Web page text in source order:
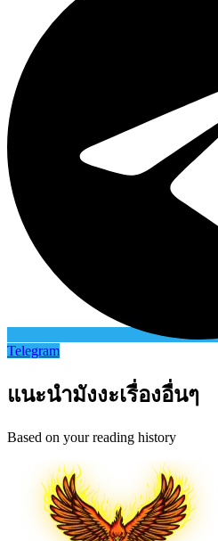
Telegram
แนะนำมังงะเรื่องอื่นๆ
Based on your reading history